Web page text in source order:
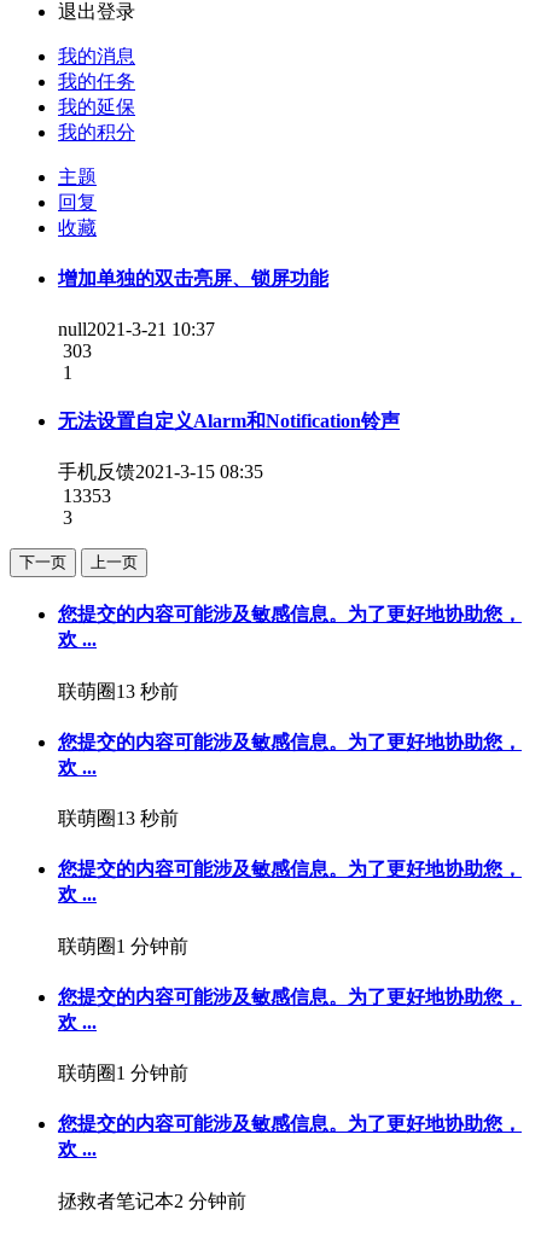
退出登录
我的消息
我的任务
我的延保
我的积分
主题
回复
收藏
增加单独的双击亮屏、锁屏功能
null2021-3-21 10:37
303
1
无法设置自定义Alarm和Notification铃声
手机反馈2021-3-15 08:35
13353
3
下一页 上一页
您提交的内容可能涉及敏感信息。为了更好地协助您，
欢 ...
联萌圈13 秒前
您提交的内容可能涉及敏感信息。为了更好地协助您，
欢 ...
联萌圈13 秒前
您提交的内容可能涉及敏感信息。为了更好地协助您，
欢 ...
联萌圈1 分钟前
您提交的内容可能涉及敏感信息。为了更好地协助您，
欢 ...
联萌圈1 分钟前
您提交的内容可能涉及敏感信息。为了更好地协助您，
欢 ...
拯救者笔记本2 分钟前